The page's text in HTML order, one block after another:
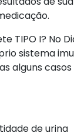
TIPO I? No
sistema
alguns
de urina